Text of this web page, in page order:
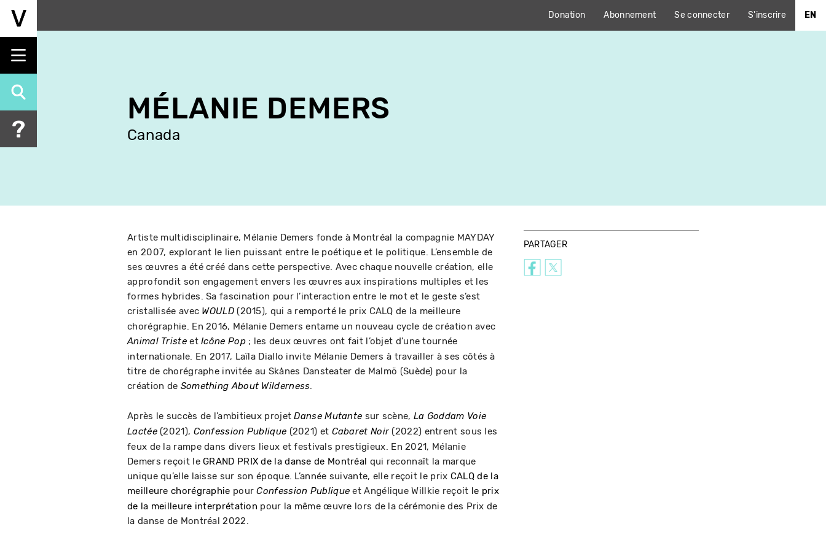
Aller
principal
Donation Abonnement Se connecter S'inscrire EN
MÉLANIE DEMERS
Canada
Artiste multidisciplinaire, Mélanie Demers fonde à Montréal la compagnie MAYDAY
en 2007, explorant le lien puissant entre le poétique et le politique. L’ensemble de
ses œuvres a été créé dans cette perspective. Avec chaque nouvelle création, elle
approfondit son engagement envers les œuvres aux inspirations multiples et les
formes hybrides. Sa fascination pour l’interaction entre le mot et le geste s’est
cristallisée avec WOULD(2015), qui a remporté le prix CALQ de la meilleure
chorégraphie. En 2016, Mélanie Demers entame un nouveau cycle de création avec
Animal TristeetIcône Pop; les deux œuvres ont fait l’objet d’une tournée
internationale. En 2017, Laïla Diallo invite Mélanie Demers à travailler à ses côtés à
titre de chorégraphe invitée au Skånes Dansteater de Malmö (Suède) pour la
création de Something About Wilderness.
Après le succès de l’ambitieux projetDanse Mutante sur scène, La Goddam Voie
Lactée(2021), Confession Publique (2021) et Cabaret Noir(2022) entrent sous les
feux de la rampe dans divers lieux et festivals prestigieux. En 2021, Mélanie
Demers reçoit le GRAND PRIX de la danse de Montréal qui reconnaît la marque
unique qu’elle laisse sur son époque. L’année suivante, elle reçoit le prix CALQ de la
meilleure chorégraphie pourConfession Publique et Angélique Willkie reçoit le prix
de la meilleure interprétation pour la même œuvre lors de la cérémonie des Prix de
la danse de Montréal 2022.
PARTAGER